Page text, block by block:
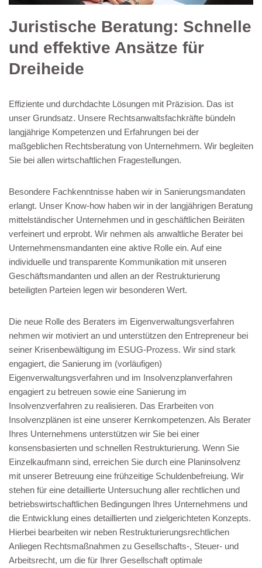
Juristische Beratung: Schnelle
und effektive Ansätze für
Dreiheide
Effiziente und durchdachte Lösungen mit Präzision. Das ist
unser Grundsatz. Unsere Rechtsanwaltsfachkräfte bündeln
langjährige Kompetenzen und Erfahrungen bei der
maßgeblichen Rechtsberatung von Unternehmern. Wir begleiten
Sie bei allen wirtschaftlichen Fragestellungen.
Besondere Fachkenntnisse haben wir in Sanierungsmandaten
erlangt. Unser Know-how haben wir in der langjährigen Beratung
mittelständischer Unternehmen und in geschäftlichen Beiräten
verfeinert und erprobt. Wir nehmen als anwaltliche Berater bei
Unternehmensmandanten eine aktive Rolle ein. Auf eine
individuelle und transparente Kommunikation mit unseren
Geschäftsmandanten und allen an der Restrukturierung
beteiligten Parteien legen wir besonderen Wert.
Die neue Rolle des Beraters im Eigenverwaltungsverfahren
nehmen wir motiviert an und unterstützen den Entrepreneur bei
seiner Krisenbewältigung im ESUG-Prozess. Wir sind stark
engagiert, die Sanierung im (vorläufigen)
Eigenverwaltungsverfahren und im Insolvenzplanverfahren
engagiert zu betreuen sowie eine Sanierung im
Insolvenzverfahren zu realisieren. Das Erarbeiten von
Insolvenzplänen ist eine unserer Kernkompetenzen. Als Berater
Ihres Unternehmens unterstützen wir Sie bei einer
konsensbasierten und schnellen Restrukturierung. Wenn Sie
Einzelkaufmann sind, erreichen Sie durch eine Planinsolvenz
mit unserer Betreuung eine frühzeitige Schuldenbefreiung. Wir
stehen für eine detaillierte Untersuchung aller rechtlichen und
betriebswirtschaftlichen Bedingungen Ihres Unternehmens und
die Entwicklung eines detaillierten und zielgerichteten Konzepts.
Hierbei bearbeiten wir neben Restrukturierungsrechtlichen
Anliegen Rechtsmaßnahmen zu Gesellschafts-, Steuer- und
Arbeitsrecht, um die für Ihrer Gesellschaft optimale